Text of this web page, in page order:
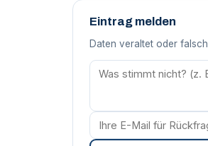
Eintrag melden
Daten veraltet oder